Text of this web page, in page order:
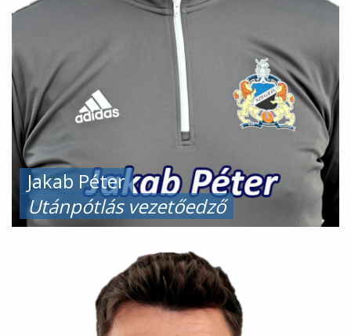
Jakab Péter
Utánpótlás vezetőedző